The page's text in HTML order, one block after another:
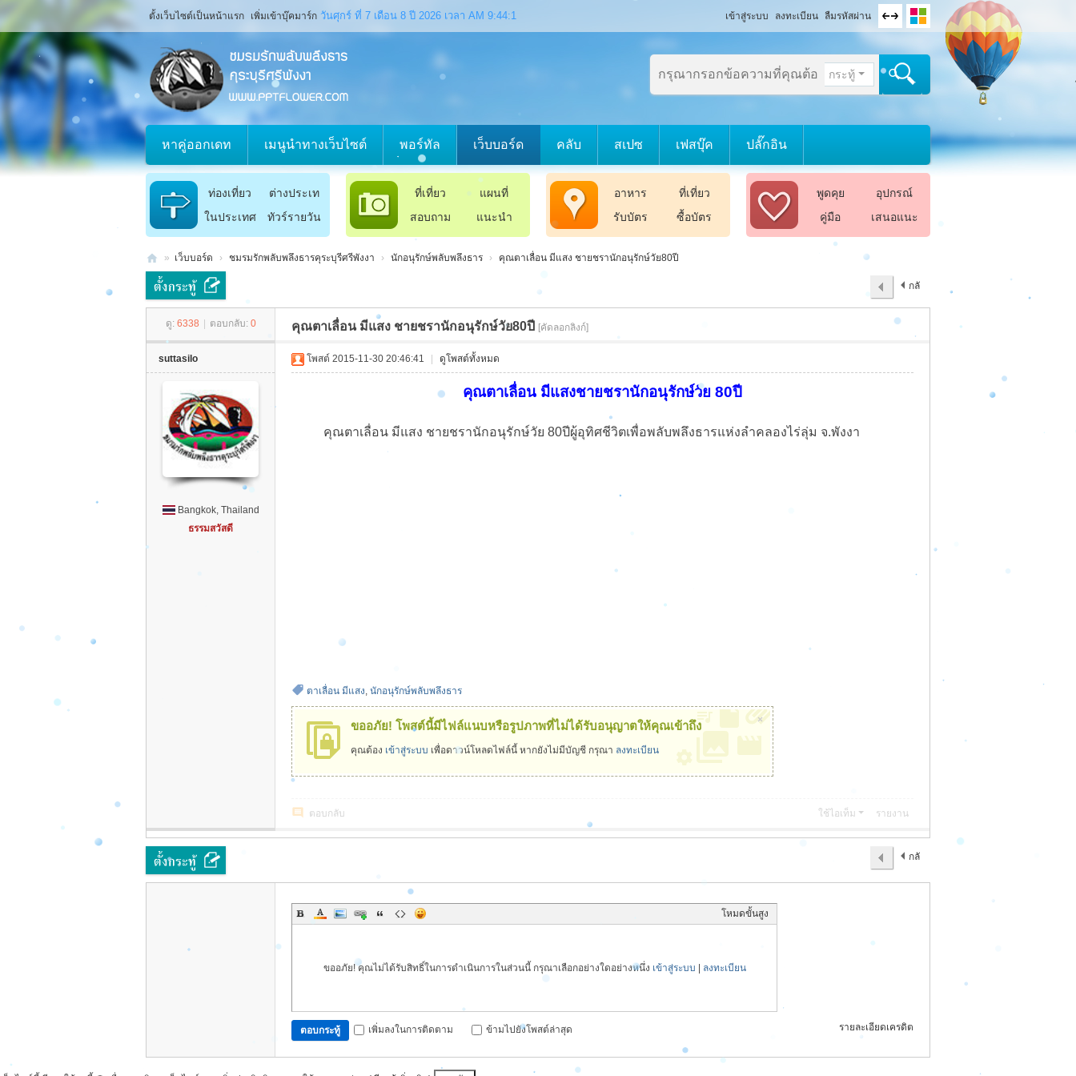
ตั้งเว็บไซต์เป็นหน้าแรก เพิ่มเข้าบุ๊คมาร์ก วันศุกร์ ที่ 7 เดือน 8 ปี 2026 เวลา AM 9:44:2 เข้าสู่ระบบ ลงทะเบียน ลืมรหัสผ่าน
กระทู้
หาคู่ออกเดท เมนูนำทางเว็บไซต์ พอร์ทัล เว็บบอร์ด คลับ สเปซ เฟสบุ๊ค ปลั๊กอิน
ท่องเที่ยว
ต่างประเท
ศ
ในประเทศ ทัวร์รายวัน
ที่เที่ยว
แผนที่
สอบถาม
แนะนำ
อาหาร
ที่เที่ยว
รับบัตร
ซื้อบัตร
พูดคุย
อุปกรณ์
คู่มือ
เสนอแนะ
ช
ม
รั
า
» เว็บบอร์ด › ชมรมรักพลับพลึงธารคุระบุรีศรีพังงา › นักอนุรักษ์พลับพลึงธาร › คุณตาเลื่อน มีแสง ชายชรานักอนุรักษ์วัย80ปี
กลั
บไป
ดู: 6338 ตอบกลับ: 0 คุณตาเลื่อน มีแสง ชายชรานักอนุรักษ์วัย80ปี [คัดลอกลิงก์]
suttasilo
Bangkok, Thailand
ธรรมสวัสดี
โพสต์ 2015-11-30 20:46:41 ดูโพสต์ทั้งหมด
คุณตาเลื่อน มีแสงชายชรานักอนุรักษ์วัย 80ปี
คุณตาเลื่อน มีแสง ชายชรานักอนุรักษ์วัย 80ปีผู้อุทิศชีวิตเพื่อพลับพลึงธารแห่งลำคลองไร่ลุ่ม จ.พังงา
ตาเลื่อน มีแสง, นักอนุรักษ์พลับพลึงธาร
ขออภัย! โพสต์นี้มีไฟล์แนบหรือรูปภาพที่ไม่ได้รับอนุญาตให้คุณเข้าถึง
คุณต้อง เข้าสู่ระบบ เพื่อดาวน์โหลดไฟล์นี้ หากยังไม่มีบัญชี กรุณา ลงทะเบียน
×
ตอบกลับ ใช้ไอเท็ม รายงาน
กลั
โหมดขั้นสูง
ขออภัย! คุณไม่ได้รับสิทธิ์ในการดำเนินการในส่วนนี้ กรุณาเลือกอย่างใดอย่างหนึ่ง เข้าสู่ระบบ ลงทะเบียน
รายละเอียดเครดิต
ตอบกระทู้ เพิ่มลงในการติดตาม ข้ามไปยังโพสต์ล่าสุด